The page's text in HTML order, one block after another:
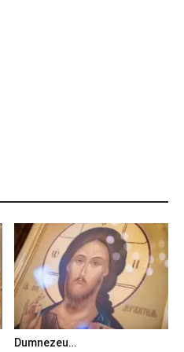
Dumnezeu…